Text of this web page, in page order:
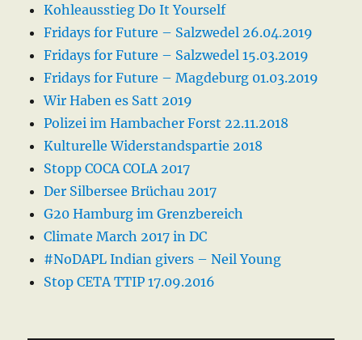
Kohleausstieg Do It Yourself
Fridays for Future – Salzwedel 26.04.2019
Fridays for Future – Salzwedel 15.03.2019
Fridays for Future – Magdeburg 01.03.2019
Wir Haben es Satt 2019
Polizei im Hambacher Forst 22.11.2018
Kulturelle Widerstandspartie 2018
Stopp COCA COLA 2017
Der Silbersee Brüchau 2017
G20 Hamburg im Grenzbereich
Climate March 2017 in DC
#NoDAPL Indian givers – Neil Young
Stop CETA TTIP 17.09.2016